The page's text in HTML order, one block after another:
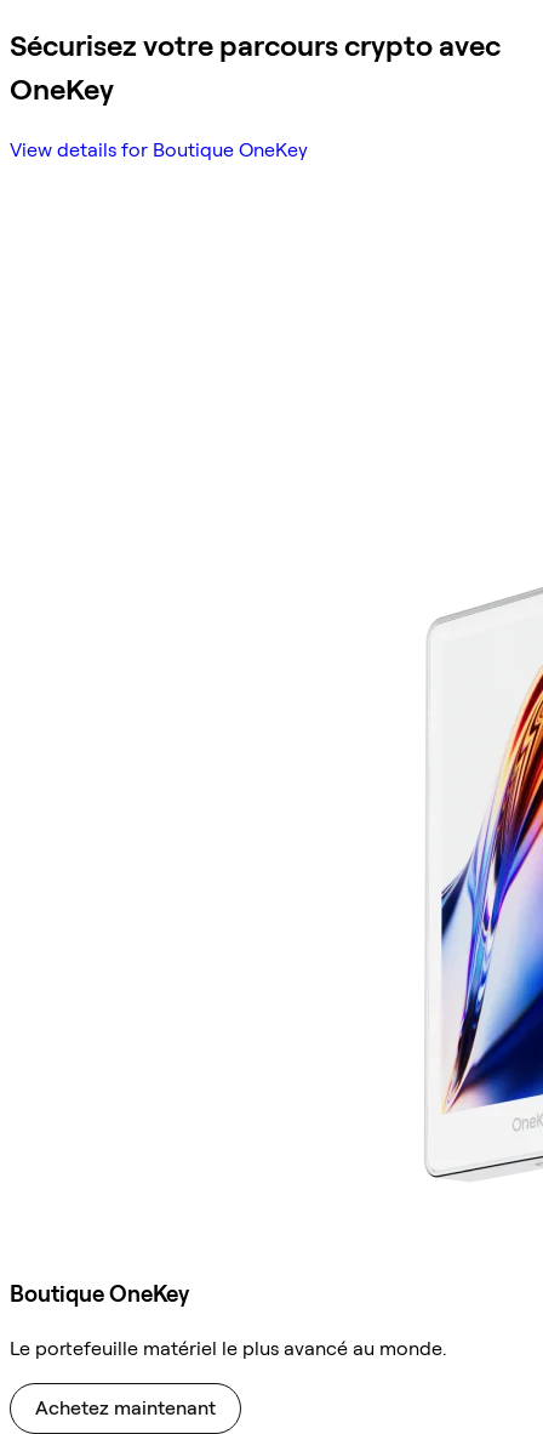
Sécurisez votre parcours crypto avec
OneKey
View details for Boutique OneKey
Boutique OneKey
Le portefeuille matériel le plus avancé au monde.
Achetez maintenant